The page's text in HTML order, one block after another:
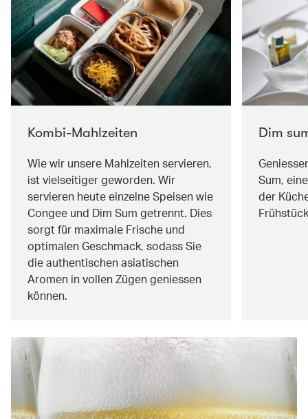
Kombi-Mahlzeiten
Wie wir unsere Mahlzeiten servieren,
ist vielseitiger geworden. Wir
servieren heute einzelne Speisen wie
Congee und Dim Sum getrennt. Dies
sorgt für maximale Frische und
optimalen Geschmack, sodass Sie
die authentischen asiatischen
Aromen in vollen Zügen geniessen
können.
Dim
Sum,
der